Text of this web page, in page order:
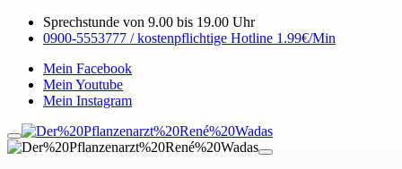
Sprechstunde von 9.00 bis 19.00 Uhr
0900-5553777 / kostenpflichtige Hotline 1.99€/Min
Mein Facebook
Mein Youtube
Mein Instagram